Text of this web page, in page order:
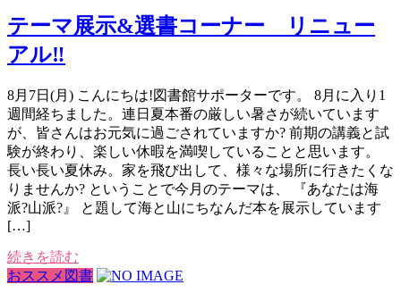
テーマ展示&選書コーナー リニュー
アル‼
8月7日(月) こんにちは!図書館サポーターです。 8月に入り1
週間経ちました。連日夏本番の厳しい暑さが続いています
が、皆さんはお元気に過ごされていますか? 前期の講義と試
験が終わり、楽しい休暇を満喫していることと思います。
長い長い夏休み。家を飛び出して、様々な場所に行きたくな
りませんか? ということで今月のテーマは、 『あなたは海
派?山派?』 と題して海と山にちなんだ本を展示しています
[…]
続きを読む
おススメ図書